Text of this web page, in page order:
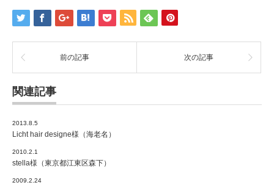
前の記事 次の記事
関連記事
2013.8.5
Licht hair designe様（海老名）
2010.2.1
stella様（東京都江東区森下）
2009.2.24